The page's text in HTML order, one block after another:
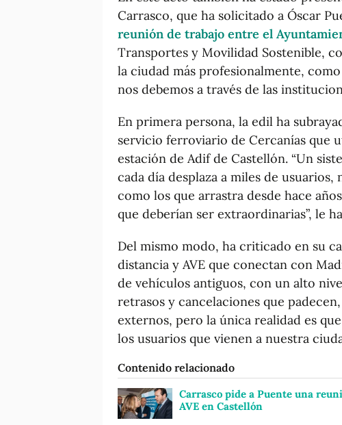
Carrasco, que ha solicitado a Óscar
reunión de trabajo entre el
Transportes y Movilidad Sostenible,
la ciudad más profesionalmente,
nos debemos a través de las
En primera persona, la edil ha
servicio ferroviario de Cercanías que
estación de Adif de Castellón. “Un
cada día desplaza a miles de
como los que arrastra desde hace
que deberían ser extraordinarias”, le
Del mismo modo, ha criticado en su
distancia y AVE que conectan con
de vehículos antiguos, con un alto
retrasos y cancelaciones que
externos, pero la única realidad es
los usuarios que vienen a nuestra
Contenido relacionado
Carrasco pide a Puente una
AVE en Castellón